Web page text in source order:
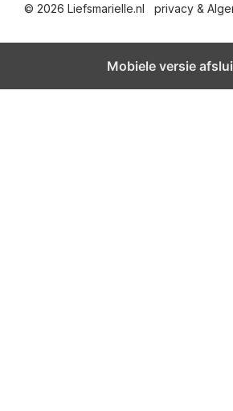
h
t
© 2026 Liefsmarielle.nl privacy &
Mobiele versie